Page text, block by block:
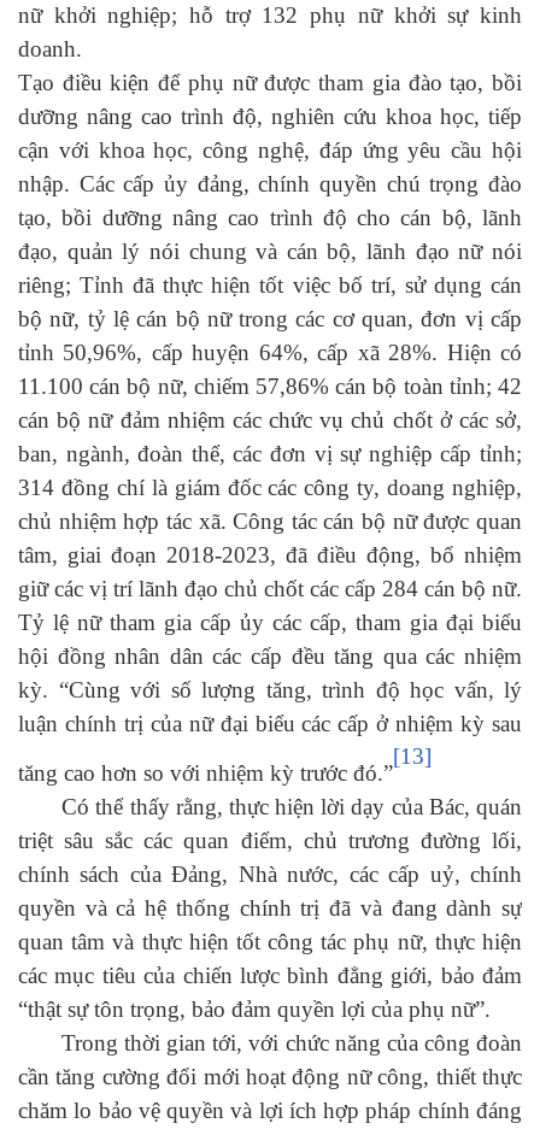
nữ khởi nghiệp; hỗ trợ 132 phụ nữ khởi sự kinh
doanh.
Tạo điều kiện để phụ nữ được tham gia đào tạo, bồi
dưỡng nâng cao trình độ, nghiên cứu khoa học, tiếp
cận với khoa học, công nghệ, đáp ứng yêu cầu hội
nhập. Các cấp ủy đảng, chính quyền chú trọng đào
tạo, bồi dưỡng nâng cao trình độ cho cán bộ, lãnh
đạo, quản lý nói chung và cán bộ, lãnh đạo nữ nói
riêng; Tỉnh đã thực hiện tốt việc bố trí, sử dụng cán
bộ nữ, tỷ lệ cán bộ nữ trong các cơ quan, đơn vị cấp
tỉnh 50,96%, cấp huyện 64%, cấp xã 28%. Hiện có
11.100 cán bộ nữ, chiếm 57,86% cán bộ toàn tỉnh; 42
cán bộ nữ đảm nhiệm các chức vụ chủ chốt ở các sở,
ban, ngành, đoàn thể, các đơn vị sự nghiệp cấp tỉnh;
314 đồng chí là giám đốc các công ty, doang nghiệp,
chủ nhiệm hợp tác xã. Công tác cán bộ nữ được quan
tâm, giai đoạn 2018-2023, đã điều động, bổ nhiệm
giữ các vị trí lãnh đạo chủ chốt các cấp 284 cán bộ nữ.
Tỷ lệ nữ tham gia cấp ủy các cấp, tham gia đại biểu
hội đồng nhân dân các cấp đều tăng qua các nhiệm
kỳ. “Cùng với số lượng tăng, trình độ học vấn, lý
luận chính trị của nữ đại biểu các cấp ở nhiệm kỳ sau
tăng cao hơn so với nhiệm kỳ trước đó.”
[13]
Có thể thấy rằng, thực hiện lời dạy của Bác, quán
triệt sâu sắc các quan điểm, chủ trương đường lối,
chính sách của Đảng, Nhà nước, các cấp uỷ, chính
quyền và cả hệ thống chính trị đã và đang dành sự
quan tâm và thực hiện tốt công tác phụ nữ, thực hiện
các mục tiêu của chiến lược bình đẳng giới, bảo đảm
“thật sự tôn trọng, bảo đảm quyền lợi của phụ nữ”.
Trong thời gian tới, với chức năng của công đoàn
cần tăng cường đổi mới hoạt động nữ công, thiết thực
chăm lo bảo vệ quyền và lợi ích hợp pháp chính đáng